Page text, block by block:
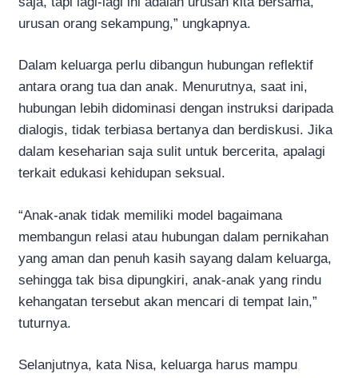
urusan orang sekampung,” ungkapnya.
Dalam keluarga perlu dibangun hubungan reflektif
antara orang tua dan anak. Menurutnya, saat ini,
hubungan lebih didominasi dengan instruksi daripada
dialogis, tidak terbiasa bertanya dan berdiskusi. Jika
dalam keseharian saja sulit untuk bercerita, apalagi
terkait edukasi kehidupan seksual.
“Anak-anak tidak memiliki model bagaimana
membangun relasi atau hubungan dalam pernikahan
yang aman dan penuh kasih sayang dalam keluarga,
sehingga tak bisa dipungkiri, anak-anak yang rindu
kehangatan tersebut akan mencari di tempat lain,”
tuturnya.
Selanjutnya, kata Nisa, keluarga harus mampu